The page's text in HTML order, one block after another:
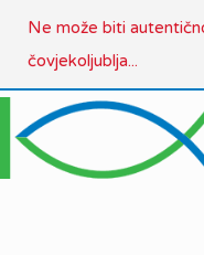
Ne može biti
čovjekoljublja...